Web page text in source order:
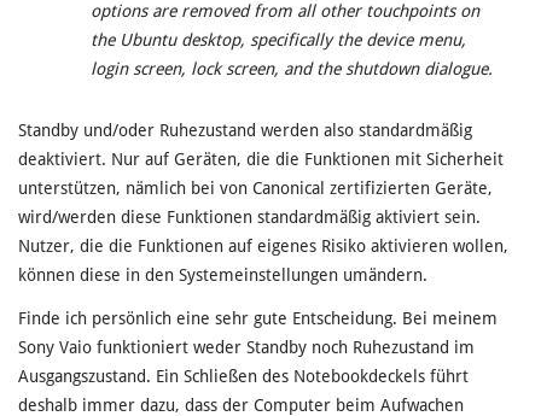
options are removed from all other touchpoints on
the Ubuntu desktop, specifically the device menu,
login screen, lock screen, and the shutdown dialogue.
Standby und/oder Ruhezustand werden also standardmäßig
deaktiviert. Nur auf Geräten, die die Funktionen mit Sicherheit
unterstützen, nämlich bei von Canonical zertifizierten Geräte,
wird/werden diese Funktionen standardmäßig aktiviert sein.
Nutzer, die die Funktionen auf eigenes Risiko aktivieren wollen,
können diese in den Systemeinstellungen umändern.
Finde ich persönlich eine sehr gute Entscheidung. Bei meinem
Sony Vaio funktioniert weder Standby noch Ruhezustand im
Ausgangszustand. Ein Schließen des Notebookdeckels führt
deshalb immer dazu, dass der Computer beim Aufwachen